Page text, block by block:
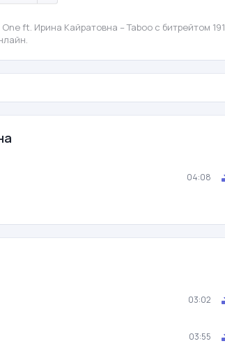
ft. Ирина Кайратовна – Taboo с битрейтом 191
04:08
03:02
03:55